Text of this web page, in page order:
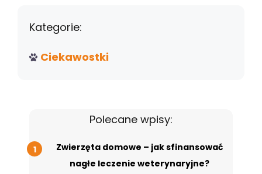
Kategorie:
Ciekawostki
Polecane wpisy:
Zwierzęta domowe – jak sfinansować
nagłe leczenie weterynaryjne?